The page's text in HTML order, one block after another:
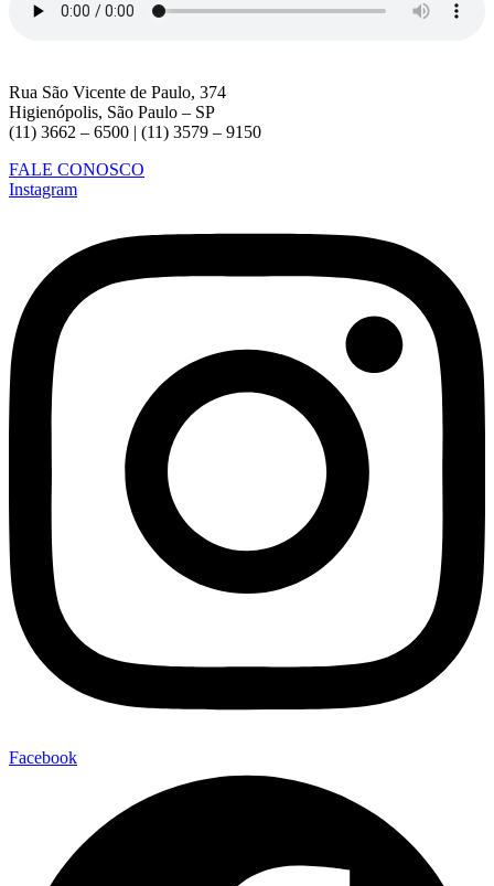
Rua São Vicente de Paulo, 374
Higienópolis, São Paulo – SP
(11) 3662 – 6500 | (11) 3579 – 9150
FALE CONOSCO
Instagram
Facebook